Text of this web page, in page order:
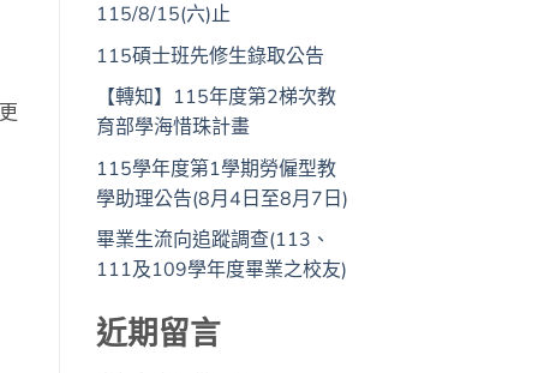
115/8/15(六)止
115碩士班先修生錄取公告
【轉知】115年度第2梯次教
育部學海惜珠計畫
115學年度第1學期勞僱型教
學助理公告(8月4日至8月7日)
畢業生流向追蹤調查(113、
111及109學年度畢業之校友)
近期留言